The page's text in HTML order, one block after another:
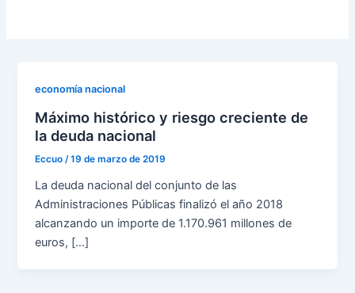
economía nacional
Máximo histórico y riesgo creciente de
la deuda nacional
Eccuo/19 de marzo de 2019
La deuda nacional del conjunto de las
Administraciones Públicas finalizó el año 2018
alcanzando un importe de 1.170.961 millones de
euros, […]